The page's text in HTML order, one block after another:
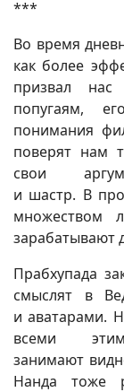
***
Во время
как более
призвал
попугаям,
понимания
поверят нам
свои
и шастр. В
множеством
зарабатывают
Прабхупада
смыслят в
и аватарами.
всеми
занимают
Нанда тоже